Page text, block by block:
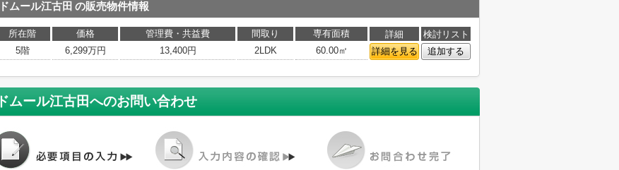
ドムール江古田 の販売物件情報
所在階 価格 管理費・共益費 間取り 専有面積 詳細
検討リスト
5階
6,299万円 13,400円 2LDK 60.00㎡ 詳細を見る 追加する
ドムール江古田へのお問い合わせ